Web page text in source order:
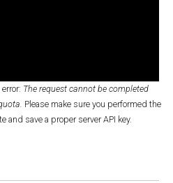
The request cannot be completed
Please make sure you performed the
and save a proper server API key.